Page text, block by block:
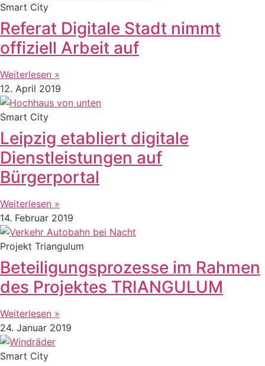
Smart City
Referat Digitale Stadt nimmt
offiziell Arbeit auf
Weiterlesen »
12. April 2019
Smart City
Leipzig etabliert digitale
Dienstleistungen auf
Bürgerportal
Weiterlesen »
14. Februar 2019
Projekt Triangulum
Beteiligungsprozesse im Rahmen
des Projektes TRIANGULUM
Weiterlesen »
24. Januar 2019
Smart City